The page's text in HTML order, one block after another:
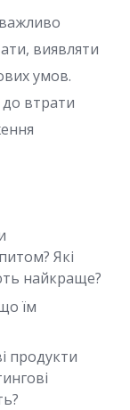
виявляти
умов.
втрати
Які
найкраще?
їм
продукти